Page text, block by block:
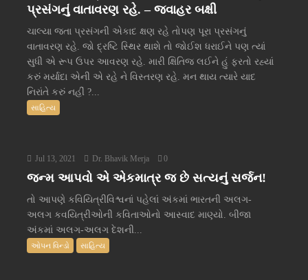
પ્રસંગનું વાતાવરણ રહે. – જવાહર બક્ષી
ચાલ્યા જતા પ્રસંગની એકાદ ક્ષણ રહે તોપણ પૂરા પ્રસંગનું
વાતાવરણ રહે. જો દ્રષ્ટિ સ્થિર થાશે તો જોઈશ ધરાઈને પણ ત્યાં
સુધી એ રૂપ ઉપર આવરણ રહે. મારી ક્ષિતિજ લઈને હું ફરતો રહ્યાં
કરું મર્યાદા એની એ રહે ને વિસ્તરણ રહે. મન થાય ત્યારે યાદ
નિરાંતે કરું નહીં ?...
સાહિત્ય
Jul 13, 2021 Dr. Bhavik Merja 0
જન્મ આપવો એ એકમાત્ર જ છે સત્યનું સર્જન!
તો આપણે કવિયિત્રીવિશ્વનાં પહેલાં અંકમાં ભારતની અલગ-
અલગ કવયિત્રીઓની કવિતાઓનો આસ્વાદ માણ્યો. બીજા
અંકમાં અલગ-અલગ દેશની...
ઓપન વિન્ડો સાહિત્ય